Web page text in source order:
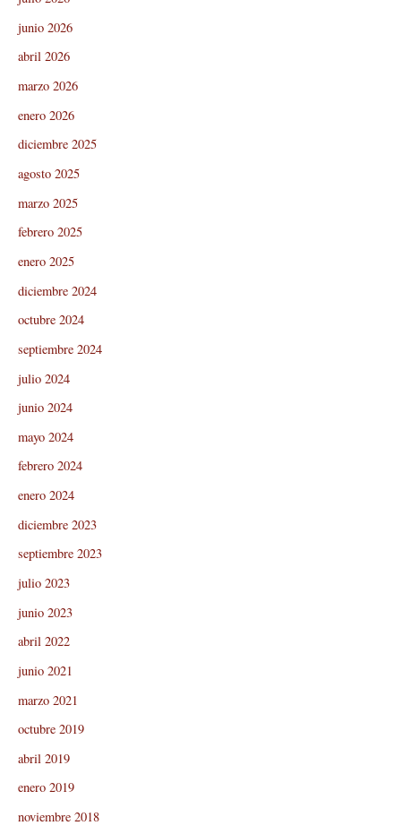
junio 2026
abril 2026
marzo 2026
enero 2026
diciembre 2025
agosto 2025
marzo 2025
febrero 2025
enero 2025
diciembre 2024
octubre 2024
septiembre 2024
julio 2024
junio 2024
mayo 2024
febrero 2024
enero 2024
diciembre 2023
septiembre 2023
julio 2023
junio 2023
abril 2022
junio 2021
marzo 2021
octubre 2019
abril 2019
enero 2019
noviembre 2018